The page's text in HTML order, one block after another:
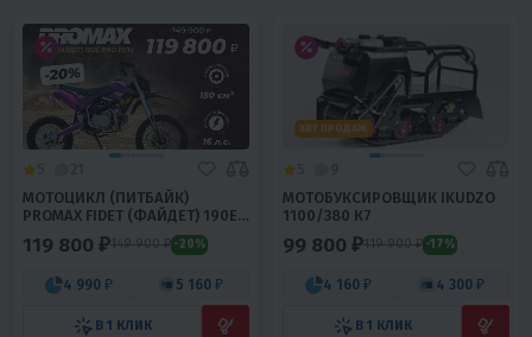
МОТОЦИКЛ (ПИТБАЙК)
PROMAX FIDET (ФАЙДЕТ) 190E
119 800 ₽149 900 ₽ -20%
4 990 ₽ 5 160 ₽
В 1 КЛИК
ХИТ ПРОДАЖ
МОТОБУКСИРОВЩИК IKUDZO
1100/380 К7
99 800 ₽119 900 ₽ -17%
4 160 ₽ 4 300 ₽
В 1 КЛИК